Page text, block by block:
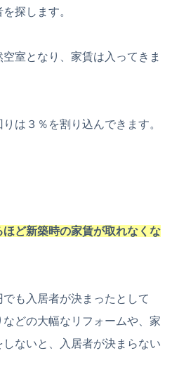
探します。
室となり、家賃は入ってきま
は３％を割り込んできます。
ど新築時の家賃が取れなくな
も入居者が決まったとして
どの大幅なリフォームや、家
ないと、入居者が決まらない